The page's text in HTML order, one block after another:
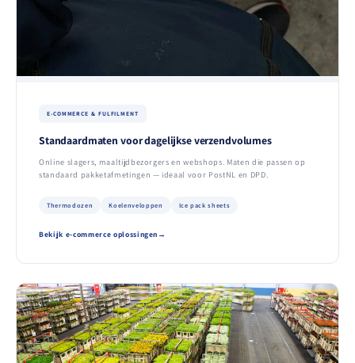
E-COMMERCE & FULFILMENT
Standaardmaten voor dagelijkse verzendvolumes
Online slagers, maaltijdbezorgers en webshops. Maten die passen op
standaard pakketafmetingen — ideaal voor PostNL en DPD.
Thermodozen Koelenveloppen Ice pack sheets
Bekijk e-commerce oplossingen